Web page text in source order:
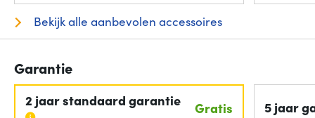
Bekijk alle aanbevolen accessoires
Garantie
2 jaar standaard garantie Gratis 5 jaar